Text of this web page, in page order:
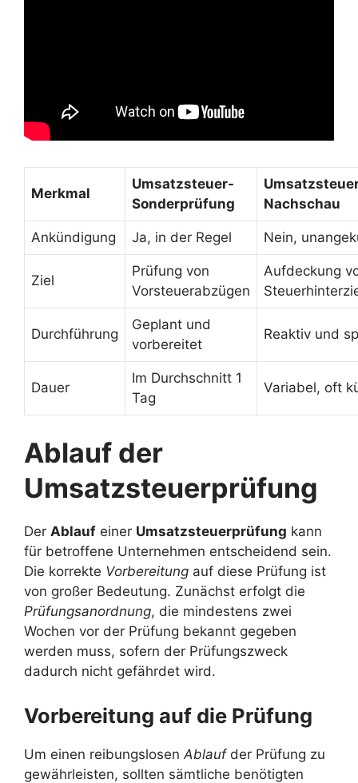
Merkmal
Umsatzsteuer-
Sonderprüfung
Nachschau
Ankündigung Ja, in der Regel Nein,
Ziel
Prüfung von
Vorsteuerabzügen
Aufdeckung
Durchführung
Geplant und
vorbereitet
Reaktiv und
Dauer
Im Durchschnitt 1
Tag
Variabel, oft
Ablauf der
Umsatzsteuerprüfung
Der Ablauf einer Umsatzsteuerprüfung kann
für betroffene Unternehmen entscheidend sein.
Die korrekte Vorbereitung auf diese Prüfung ist
von großer Bedeutung. Zunächst erfolgt die
Prüfungsanordnung, die mindestens zwei
Wochen vor der Prüfung bekannt gegeben
werden muss, sofern der Prüfungszweck
dadurch nicht gefährdet wird.
Vorbereitung auf die Prüfung
Um einen reibungslosen Ablaufder Prüfung zu
gewährleisten, sollten sämtliche benötigten